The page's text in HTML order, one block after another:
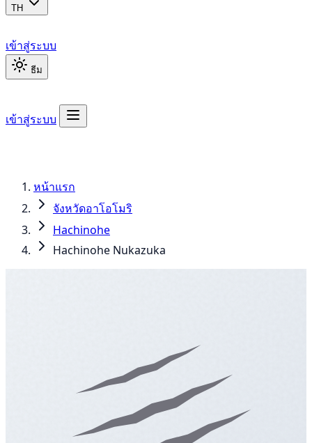
TH
เข้าสู่ระบบ
ธีม
เข้าสู่ระบบ
หน้าแรก
จังหวัดอาโอโมริ
Hachinohe
Hachinohe Nukazuka